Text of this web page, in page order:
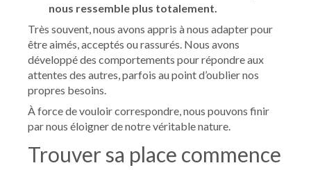
nous ressemble plus totalement.
Très souvent, nous avons appris à nous adapter pour
être aimés, acceptés ou rassurés. Nous avons
développé des comportements pour répondre aux
attentes des autres, parfois au point d’oublier nos
propres besoins.
À force de vouloir correspondre, nous pouvons finir
par nous éloigner de notre véritable nature.
Trouver sa place commence